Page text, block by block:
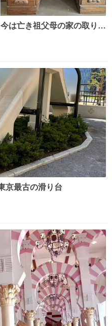
欲しくない食器棚と机の
具達をとても大切にしてお
京最古の滑り台